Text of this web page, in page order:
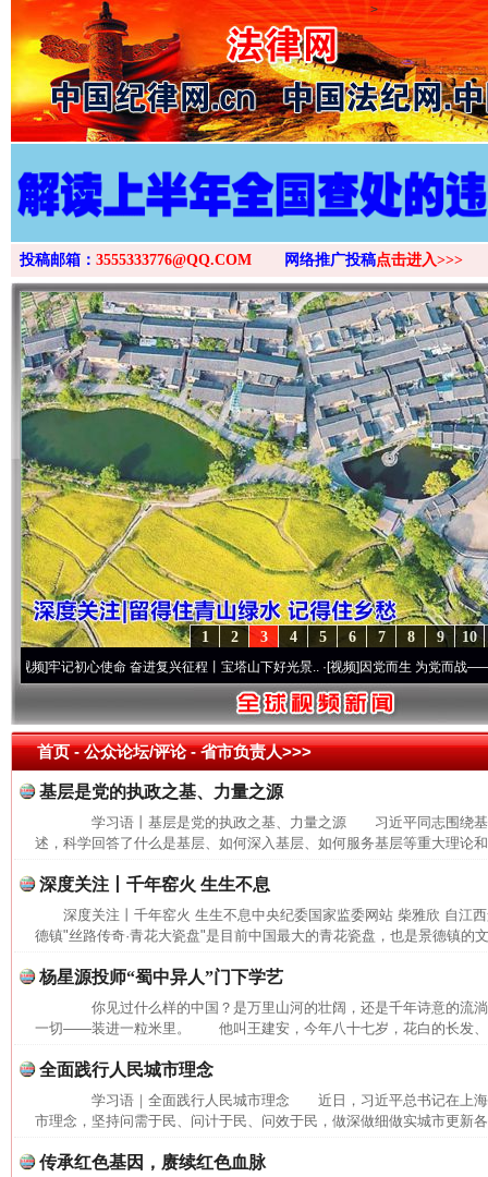
>
投稿邮箱： 3555333776@QQ.COM 网络推广投稿点击进入>>>
10
9
8
7
6
5
4
3
2
1
牢记初心使命 奋进复兴征程丨宝塔山下好光景..·[视频]因党而生 为党而战——百年“
首页- 公众论坛/评论 -省市负责人>>>
基层是党的执政之基、力量之源
学习语丨基层是党的执政之基、力量之源 习近平同志围绕基
述，科学回答了什么是基层、如何深入基层、如何服务基层等重大理论
深度关注丨千年窑火 生生不息
深度关注丨千年窑火 生生不息中央纪委国家监委网站 柴雅欣 自
德镇"丝路传奇·青花大瓷盘"是目前中国最大的青花瓷盘，也是景德镇的
杨星源投师“蜀中异人”门下学艺
你见过什么样的中国？是万里山河的壮阔，还是千年诗意的
一切——装进一粒米里。 他叫王建安，今年八十七岁，花白的长发、
全面践行人民城市理念
学习语｜全面践行人民城市理念 近日，习近平总书记在上海
市理念，坚持问需于民、问计于民、问效于民，做深做细做实城市更新
传承红色基因，赓续红色血脉